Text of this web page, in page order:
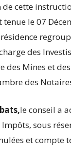
de cette
tenue le 07
des
des Mines et
des
le conseil a
sous
et compte